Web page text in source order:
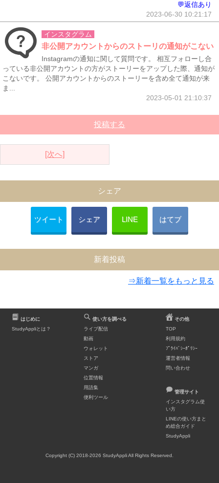
💬返信あり
2023-06-30 10:21:17
インスタグラム
非公開アカウントからのストーリの通知がこない
Instagramの通知に関して質問です。 相互フォローし合
っている非公開アカウントの方がストーリーをアップした際、通知が
こないです。 公開アカウントからのストーリーを含め全て通知が来
ま...
2023-05-01 21:10:37
投稿する
[次へ]
シェア
ツイート シェア LINE はてブ
新着投稿
⇒新着一覧をもっと見る
はじめに
StudyAppliとは？
使い方を調べる
ライブ配信
動画
ウォレット
ストア
マンガ
位置情報
用語集
便利ツール
その他
TOP
利用規約
ﾌﾟﾗｲﾊﾞｼｰﾎﾟﾘｼｰ
運営者情報
問い合わせ
管理サイト
インスタグラム使
い方
LINEの使い方まと
め総合ガイド
StudyAppli
Copyright (C) 2018-2026 StudyAppli All Rights Reserved.